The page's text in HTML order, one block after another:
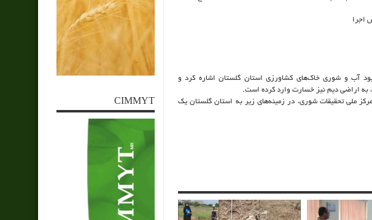
اجرا
آب و شوری خاک‌های کشاورزی استان گلستان اشاره کرد و
به اراضی دیم نیز خسارت وارد کرده است.
ملی تحقیقات شوری، در زمینه‌های زیر به استان گلستان یک
CIMMYT